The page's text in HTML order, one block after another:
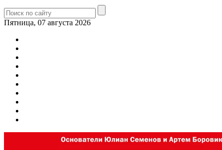
Пятница, 07 августа 2026